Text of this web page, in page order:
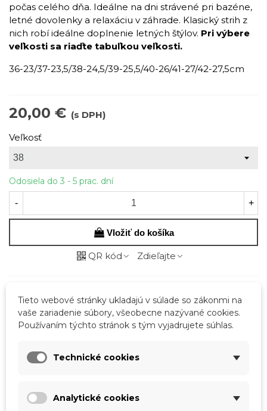
počas celého dňa. Ideálne na dni strávené pri bazéne,
letné dovolenky a relaxáciu v záhrade. Klasický strih z
nich robí ideálne doplnenie letných štýlov. Pri výbere
veľkosti sa riaďte tabuľkou veľkosti.
36-23/37-23,5/38-24,5/39-25,5/40-26/41-27/42-27,5cm
20,00 € (s DPH)
Veľkosť
Odosiela do 3 - 5 prac. dní
- +
Vložiť do košíka
QR kód Zdieľajte
Značka: Boto
Obľúbené 0 Porovnať 0 Zoznam želaní
Tabuľka vlastností
Tieto webové stránky ukladajú v súlade so zákonmi na
vaše zariadenie súbory, všeobecne nazývané cookies.
Používaním týchto stránok s tým vyjadrujete súhlas.
Technické cookies
Analytické cookies